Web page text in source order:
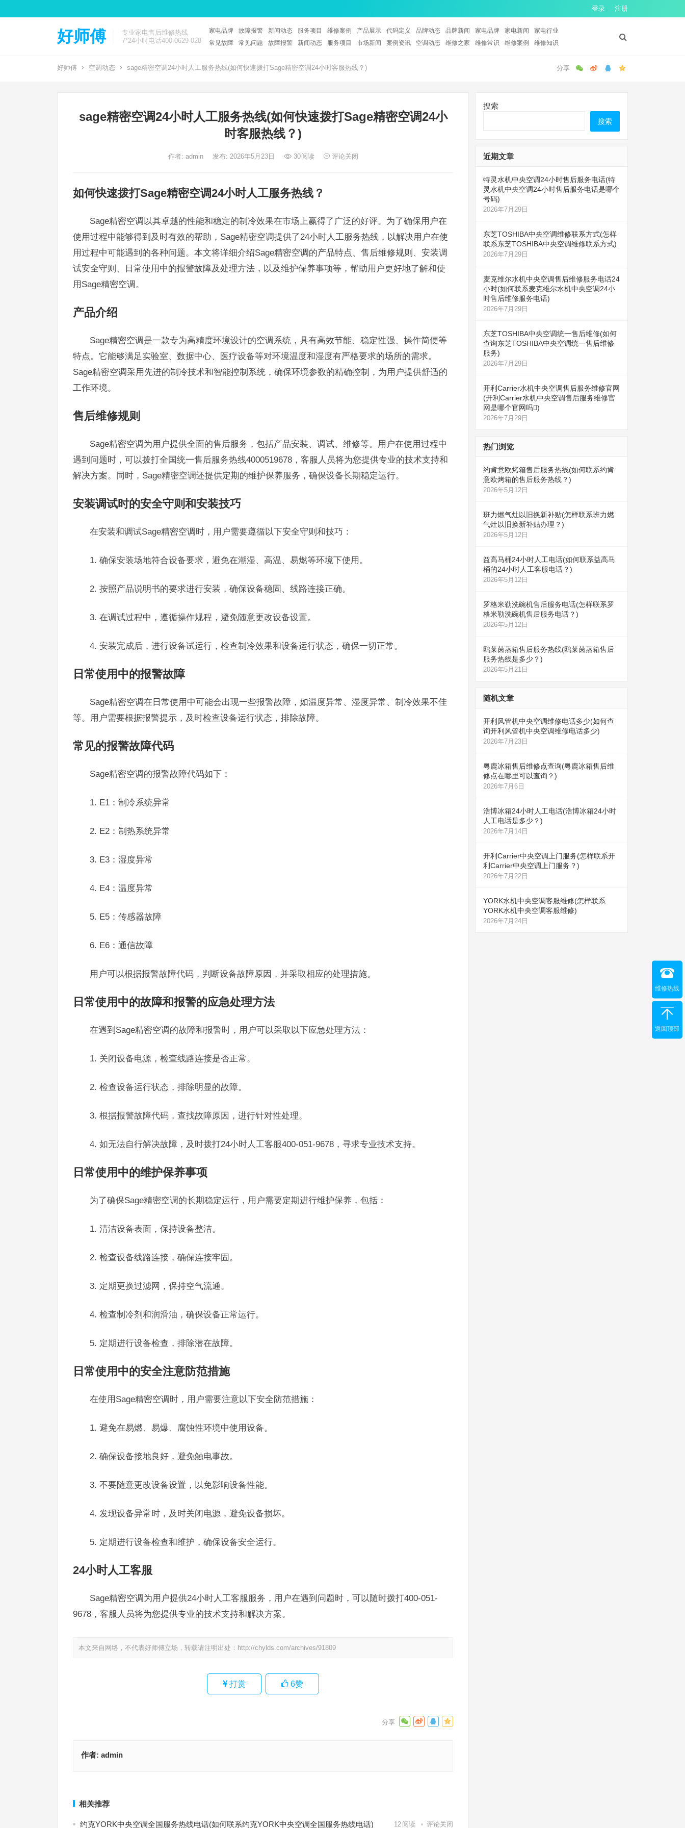
登录 注册
好师傅
专业家电售后维修热线
7*24小时电话400-0629-028
家电品牌 故障报警 新闻动态 服务项目 维修案例 产品展示 代码定义 品牌动态 品牌新闻 家电品牌 家电新闻
家电行业
常见故障
常见问题 故障报警 新闻动态 服务项目 市场新闻 案例资讯 空调动态 维修之家 维修常识 维修案例 维修知识
好师傅 空调动态 sage精密空调24小时人工服务热线(如何快速拨打Sage精密空调24小时客服热线？)
sage精密空调24小时人工服务热线(如何快速拨打Sage精密空调24小
时客服热线？)
作者: admin 发布: 2026年5月23日 30阅读 评论关闭
如何快速拨打Sage精密空调24小时人工服务热线？
Sage精密空调以其卓越的性能和稳定的制冷效果在市场上赢得了广泛的好评。为了确保用户在
使用过程中能够得到及时有效的帮助，Sage精密空调提供了24小时人工服务热线，以解决用户在使
用过程中可能遇到的各种问题。本文将详细介绍Sage精密空调的产品特点、售后维修规则、安装调
试安全守则、日常使用中的报警故障及处理方法，以及维护保养事项等，帮助用户更好地了解和使
用Sage精密空调。
产品介绍
Sage精密空调是一款专为高精度环境设计的空调系统，具有高效节能、稳定性强、操作简便等
特点。它能够满足实验室、数据中心、医疗设备等对环境温度和湿度有严格要求的场所的需求。
Sage精密空调采用先进的制冷技术和智能控制系统，确保环境参数的精确控制，为用户提供舒适的
工作环境。
售后维修规则
Sage精密空调为用户提供全面的售后服务，包括产品安装、调试、维修等。用户在使用过程中
遇到问题时，可以拨打全国统一售后服务热线4000519678，客服人员将为您提供专业的技术支持和
解决方案。同时，Sage精密空调还提供定期的维护保养服务，确保设备长期稳定运行。
安装调试时的安全守则和安装技巧
在安装和调试Sage精密空调时，用户需要遵循以下安全守则和技巧：
1. 确保安装场地符合设备要求，避免在潮湿、高温、易燃等环境下使用。
2. 按照产品说明书的要求进行安装，确保设备稳固、线路连接正确。
3. 在调试过程中，遵循操作规程，避免随意更改设备设置。
4. 安装完成后，进行设备试运行，检查制冷效果和设备运行状态，确保一切正常。
日常使用中的报警故障
Sage精密空调在日常使用中可能会出现一些报警故障，如温度异常、湿度异常、制冷效果不佳
等。用户需要根据报警提示，及时检查设备运行状态，排除故障。
常见的报警故障代码
Sage精密空调的报警故障代码如下：
1. E1：制冷系统异常
2. E2：制热系统异常
3. E3：湿度异常
4. E4：温度异常
5. E5：传感器故障
6. E6：通信故障
用户可以根据报警故障代码，判断设备故障原因，并采取相应的处理措施。
日常使用中的故障和报警的应急处理方法
在遇到Sage精密空调的故障和报警时，用户可以采取以下应急处理方法：
1. 关闭设备电源，检查线路连接是否正常。
2. 检查设备运行状态，排除明显的故障。
3. 根据报警故障代码，查找故障原因，进行针对性处理。
4. 如无法自行解决故障，及时拨打24小时人工客服400-051-9678，寻求专业技术支持。
日常使用中的维护保养事项
为了确保Sage精密空调的长期稳定运行，用户需要定期进行维护保养，包括：
1. 清洁设备表面，保持设备整洁。
2. 检查设备线路连接，确保连接牢固。
3. 定期更换过滤网，保持空气流通。
4. 检查制冷剂和润滑油，确保设备正常运行。
5. 定期进行设备检查，排除潜在故障。
日常使用中的安全注意防范措施
在使用Sage精密空调时，用户需要注意以下安全防范措施：
1. 避免在易燃、易爆、腐蚀性环境中使用设备。
2. 确保设备接地良好，避免触电事故。
3. 不要随意更改设备设置，以免影响设备性能。
4. 发现设备异常时，及时关闭电源，避免设备损坏。
5. 定期进行设备检查和维护，确保设备安全运行。
24小时人工客服
Sage精密空调为用户提供24小时人工客服服务，用户在遇到问题时，可以随时拨打400-051-
9678，客服人员将为您提供专业的技术支持和解决方案。
本文来自网络，不代表好师傅立场，转载请注明出处： http://chylds.com/archives/91809
打赏 6赞
作者: admin
相关推荐
约克YORK中央空调全国服务热线电话(如何联系约克YORK中央空调全国服务热线电话) 12 阅读 评论关闭
搜索
搜索
近期文章
特灵水机中央空调24小时售后服务电话(特
灵水机中央空调24小时售后服务电话是哪个
号码)
2026年7月29日
东芝TOSHIBA中央空调维修联系方式(怎样
联系东芝TOSHIBA中央空调维修联系方式)
2026年7月29日
麦克维尔水机中央空调售后维修服务电话24
小时(如何联系麦克维尔水机中央空调24小
时售后维修服务电话)
2026年7月29日
东芝TOSHIBA中央空调统一售后维修(如何
查询东芝TOSHIBA中央空调统一售后维修
服务)
2026年7月29日
开利Carrier水机中央空调售后服务维修官网
(开利Carrier水机中央空调售后服务维修官
网是哪个官网吗)
2026年7月29日
热门浏览
约肯意欧烤箱售后服务热线(如何联系约肯
意欧烤箱的售后服务热线？)
2026年5月12日
班力燃气灶以旧换新补贴(怎样联系班力燃
气灶以旧换新补贴办理？)
2026年5月12日
益高马桶24小时人工电话(如何联系益高马
桶的24小时人工客服电话？)
2026年5月12日
罗格米勒洗碗机售后服务电话(怎样联系罗
格米勒洗碗机售后服务电话？)
2026年5月12日
鸥莱茵蒸箱售后服务热线(鸥莱茵蒸箱售后
服务热线是多少？)
2026年5月21日
随机文章
开利风管机中央空调维修电话多少(如何查
询开利风管机中央空调维修电话多少)
2026年7月23日
粤鹿冰箱售后维修点查询(粤鹿冰箱售后维
修点在哪里可以查询？)
2026年7月6日
浩博冰箱24小时人工电话(浩博冰箱24小时
人工电话是多少？)
2026年7月14日
开利Carrier中央空调上门服务(怎样联系开
利Carrier中央空调上门服务？)
2026年7月22日
YORK水机中央空调客服维修(怎样联系
YORK水机中央空调客服维修)
2026年7月24日
维修热线
返回顶部